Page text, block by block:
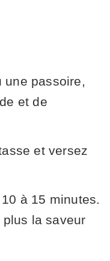
une passoire,
et de
et versez
à 15 minutes.
la saveur